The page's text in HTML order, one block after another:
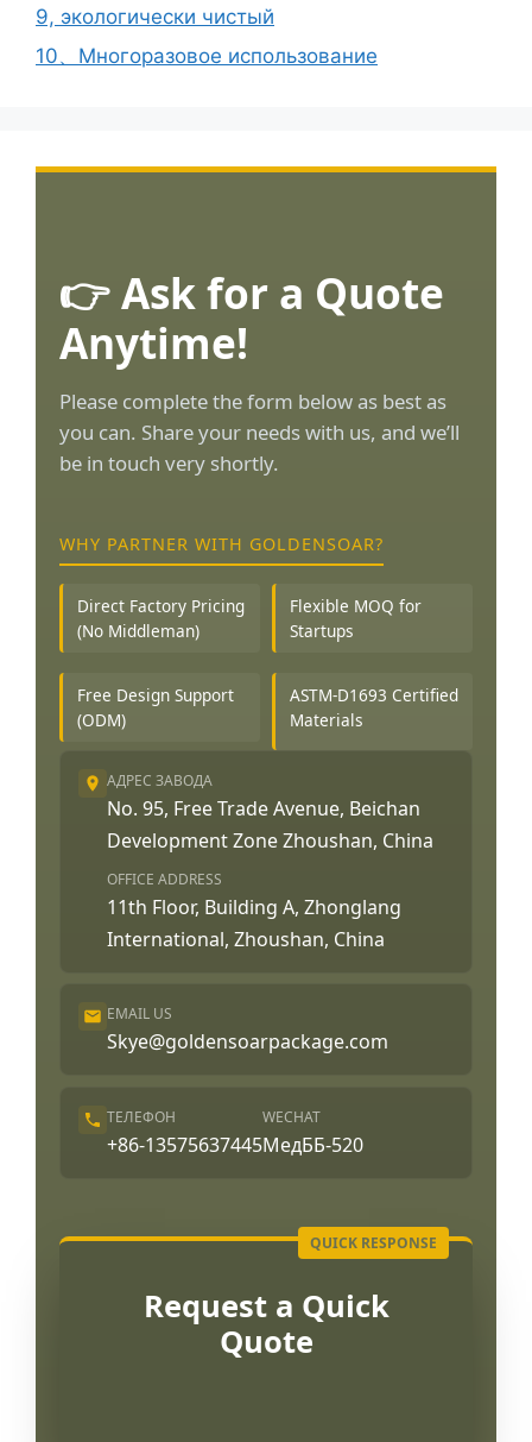
9, экологически чистый
10、Многоразовое использование
👉 Ask for a Quote
Anytime!
Please complete the form below as best as
you can. Share your needs with us, and we’ll
be in touch very shortly.
WHY PARTNER WITH GOLDENSOAR?
Direct Factory Pricing
(No Middleman)
Flexible MOQ for
Startups
Free Design Support
(ODM)
ASTM-D1693 Certified
Materials
АДРЕС ЗАВОДА
No. 95, Free Trade Avenue, Beichan
Development Zone Zhoushan, China
OFFICE ADDRESS
11th Floor, Building A, Zhonglang
International, Zhoushan, China
EMAIL US
Skye@goldensoarpackage.com
ТЕЛЕФОН
+86-13575637445
WECHAT
МедББ-520
Request a Quick
Quote